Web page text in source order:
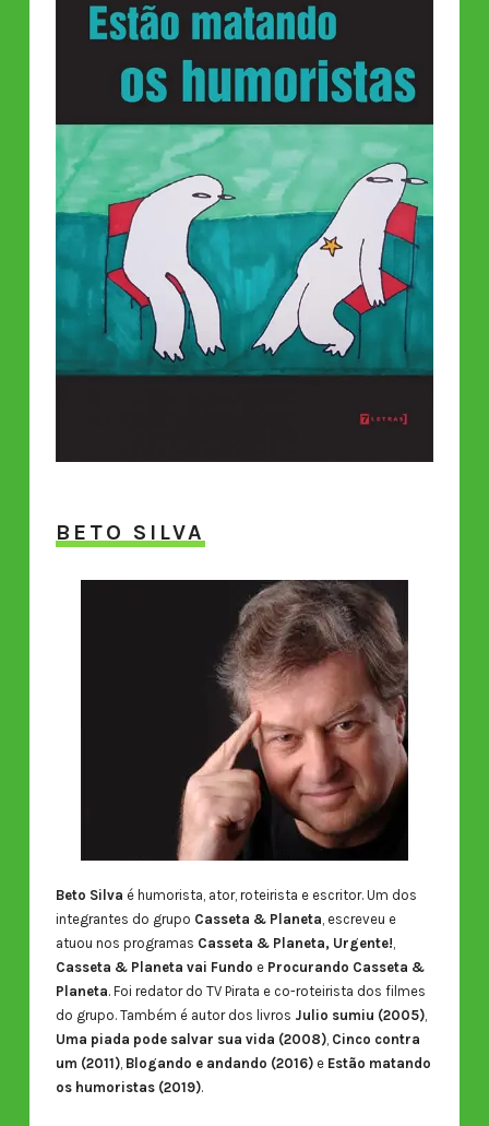
BETO SILVA
Beto Silva é humorista, ator, roteirista e escritor. Um dos
integrantes do grupo Casseta & Planeta, escreveu e
atuou nos programas Casseta & Planeta, Urgente!,
Casseta & Planeta vai Fundo e Procurando Casseta &
Planeta. Foi redator do TV Pirata e co-roteirista dos filmes
do grupo. Também é autor dos livros Julio sumiu (2005),
Uma piada pode salvar sua vida (2008), Cinco contra
um (2011), Blogando e andando (2016)e Estão matando
os humoristas (2019).